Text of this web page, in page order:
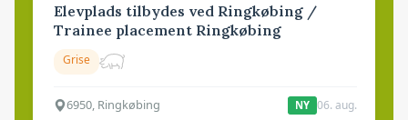
Elevplads tilbydes ved Ringkøbing /
Trainee placement Ringkøbing
Grise
6950, Ringkøbing NY 06. aug.